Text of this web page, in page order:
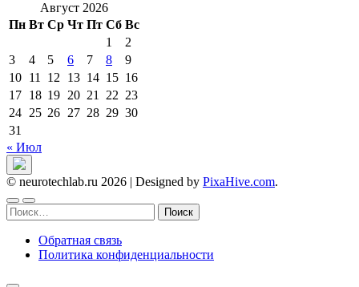
Август 2026
Пн Вт Ср Чт Пт Сб Вс
1
2
3
4 5 6 7 8
9
10 11 12 13 14 15 16
17 18 19 20 21 22 23
24 25 26 27 28 29 30
31
« Июл
© neurotechlab.ru 2026 | Designed by PixaHive.com.
Найти:
Обратная связь
Политика конфиденциальности